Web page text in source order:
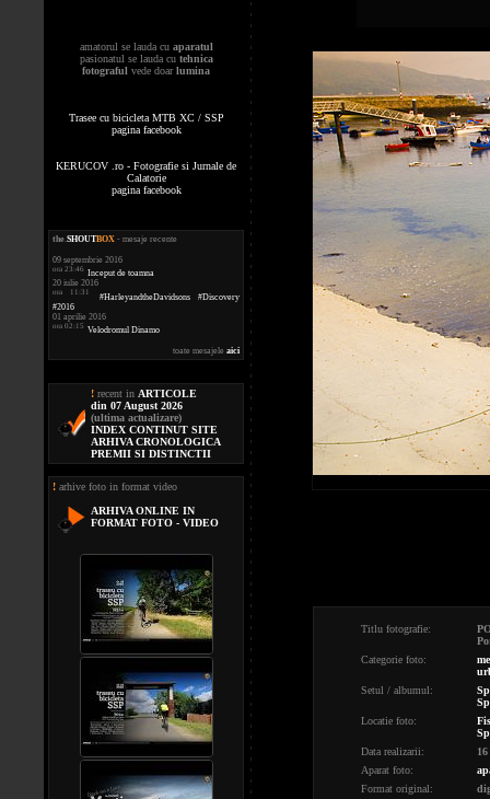
amatorul se lauda cu aparatul
pasionatul se lauda cu tehnica
fotograful vede doarlumina
Trasee cu bicicleta MTB XC / SSP
pagina facebook
KERUCOV .ro - Fotografie si Jurnale de
Calatorie
pagina facebook
the.SHOUTBOX - mesaje recente
09 septembrie 2016
ora 23:46 Inceput de toamna
20 iulie 2016
ora 11:31
#HarleyandtheDavidsons #Discovery
#2016
01 aprilie 2016
ora 02:15 Velodromul Dinamo
toate mesajele aici
! recent in ARTICOLE
din 07 August 2026
(ultima actualizare)
INDEX CONTINUT SITE
ARHIVA CRONOLOGICA
PREMII SI DISTINCTII
! arhive foto in format video
ARHIVA ONLINE IN
FORMAT FOTO - VIDEO
Titlu fotografie:
Categorie foto:
Setul / albumul:
Locatie foto:
Data realizarii:
Aparat foto:
Format original: